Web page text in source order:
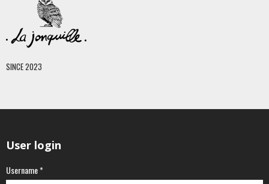
SINCE 2023
User login
Username*